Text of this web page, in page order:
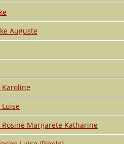
Auguste
Karoline
Luise
Rosine Margarete Katharine